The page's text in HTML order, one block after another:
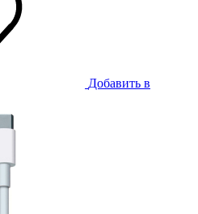
Добавить в